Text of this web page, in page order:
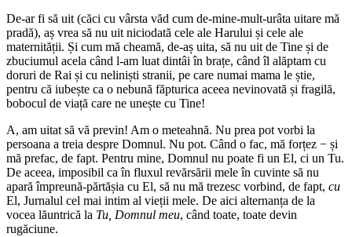
De-ar fi să uit (căci cu vârsta văd cum de-mine-mult-urâta uitare mă
pradă), aș vrea să nu uit niciodată cele ale Harului și cele ale
maternității. Și cum mă cheamă, de-aș uita, să nu uit de Tine și de
zbuciumul acela când l-am luat dintâi în brațe, când îl alăptam cu
doruri de Rai și cu neliniști stranii, pe care numai mama le știe,
pentru că iubește ca o nebună făpturica aceea nevinovată și fragilă,
bobocul de viață care ne unește cu Tine!
A, am uitat să vă previn! Am o meteahnă. Nu prea pot vorbi la
persoana a treia despre Domnul. Nu pot. Când o fac, mă forțez − și
mă prefac, de fapt. Pentru mine, Domnul nu poate fi un El, ci un Tu.
De aceea, imposibil ca în fluxul revărsării mele în cuvinte să nu
apară împreună-părtășia cu El, să nu mă trezesc vorbind, de fapt, cu
El, Jurnalul cel mai intim al vieții mele. De aici alternanța de la
vocea lăuntrică la Tu, Domnul meu, când toate, toate devin
rugăciune.